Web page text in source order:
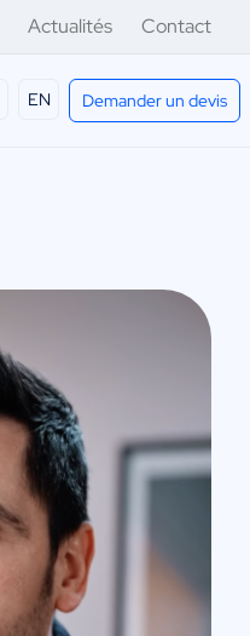
Actualités Contact
EN Demander un devis